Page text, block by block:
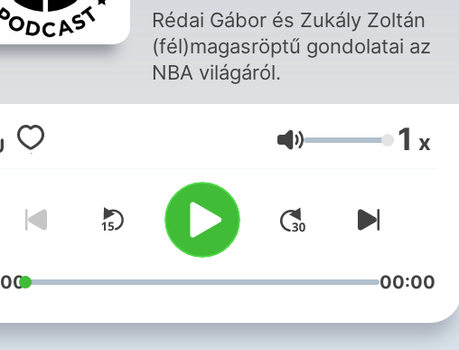
Rédai Gábor és Zukály Zoltán
(fél)magasröptű gondolatai az
NBA világáról.
Volume 1 x
00:00